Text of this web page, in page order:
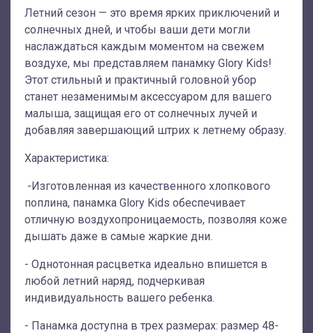
Летний сезон — это время ярких приключений и
солнечных дней, и чтобы ваши дети могли
наслаждаться каждым моментом на свежем
воздухе, мы представляем панамку Glory Kids!
Этот стильный и практичный головной убор
станет незаменимым аксессуаром для вашего
малыша, защищая его от солнечных лучей и
добавляя завершающий штрих к летнему образу.
Характеристика:
-Изготовленная из качественного хлопкового
поплина, панамка Glory Kids обеспечивает
отличную воздухопроницаемость, позволяя коже
дышать даже в самые жаркие дни.
- Однотонная расцветка идеально впишется в
любой летний наряд, подчеркивая
индивидуальность вашего ребенка.
- Панамка доступна в трех размерах: размер 48-